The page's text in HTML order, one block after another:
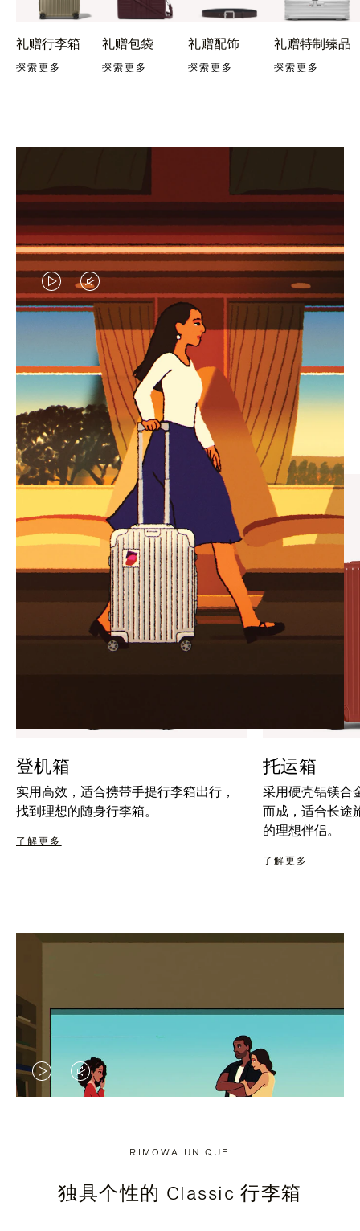
礼赠行李箱
探索更多
礼赠包袋
探索更多
礼赠配饰
探索更多
礼赠特制臻品
探索更多
视
频
暂
停，
请
按
下
暂
视
频
已
静
音，
请
点
击
按
钮
取
消
静
臻礼指南
寻觅心仪的出行伴侣，与您共
享缤纷旅程
登机箱
实用高效，适合携带手提行李箱出行，
找到理想的随身行李箱。
了解更多
托运箱
采用硬壳铝镁合
而成，适合长途
的理想伴侣。
了解更多
视
停，
视
音，
RIMOWA UNIQUE
独具个性的 Classic 行李箱